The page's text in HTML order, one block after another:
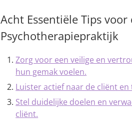
Acht Essentiële Tips voor
Psychotherapiepraktijk
Zorg voor een veilige en
hun gemak voelen.
Luister actief naar de cliënt
Stel duidelijke doelen en
cliënt.